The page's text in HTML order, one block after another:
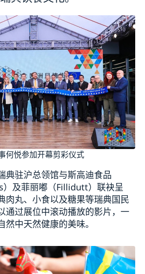
何悦参加开幕剪彩仪式
典驻沪总领馆与斯高迪食品
）及菲丽嘟（Fillidutt）联袂呈
肉丸、小食以及糖果等瑞典国民
通过展位中滚动播放的影片，一
然中天然健康的美味。